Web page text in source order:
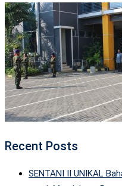
Recent Posts
SENTANI II UNIKAL